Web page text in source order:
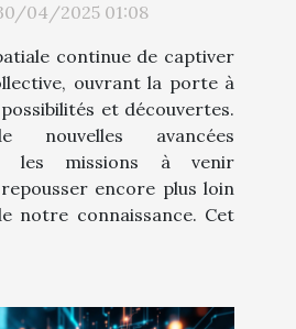
04/2025 01:08
continue de captiver
ouvrant la porte à
et découvertes.
avancées
les missions à venir
encore plus loin
notre connaissance. Cet